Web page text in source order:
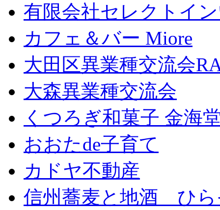
有限会社セレクトイ
カフェ＆バー Miore
大田区異業種交流会
大森異業種交流会
くつろぎ和菓子 金海
おおたde子育て
カドヤ不動産
信州蕎麦と地酒 ひら